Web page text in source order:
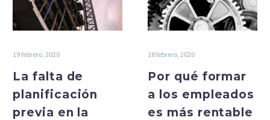
19 febrero, 2020
La falta de
planificación
previa en la
18 febrero, 2020
Por qué formar
a los empleados
es más rentable